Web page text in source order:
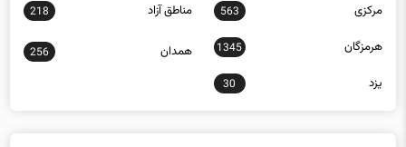
مرکزی 563 مناطق آزاد 218
هرمزگان 1345 همدان 256
یزد 30